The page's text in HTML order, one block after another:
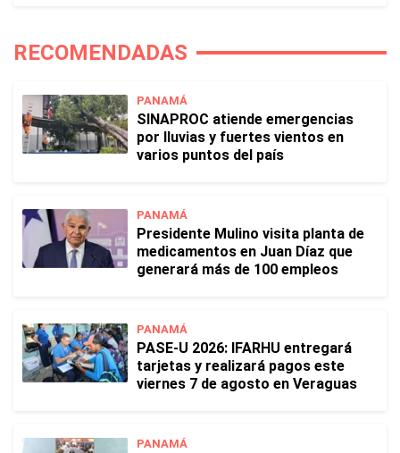
RECOMENDADAS
PANAMÁ
SINAPROC atiende emergencias
por lluvias y fuertes vientos en
varios puntos del país
PANAMÁ
Presidente Mulino visita planta de
medicamentos en Juan Díaz que
generará más de 100 empleos
PANAMÁ
PASE-U 2026: IFARHU entregará
tarjetas y realizará pagos este
viernes 7 de agosto en Veraguas
PANAMÁ